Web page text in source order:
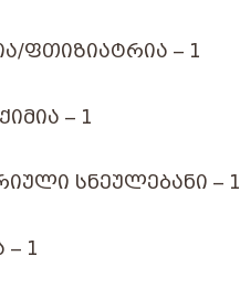
ᲤᲗᲘᲖᲘᲐᲢᲠᲘᲐ – 1
– 1
ᲡᲜᲔᲣᲚᲔᲑᲐᲜᲘ – 1
1